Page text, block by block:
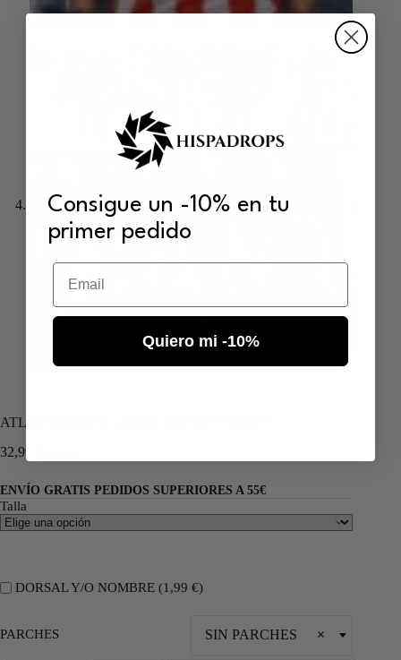
ATLETICO DE MADRID 1982/83 **NEW**
32,99
ENVÍO GRATIS PEDIDOS SUPERIORES A 55€
Talla
DORSAL Y/O NOMBRE (1,99 €)
PARCHES ×
SIN PARCHES
Consigue un -10% en tu
primer pedido
Email
Quiero mi -10%